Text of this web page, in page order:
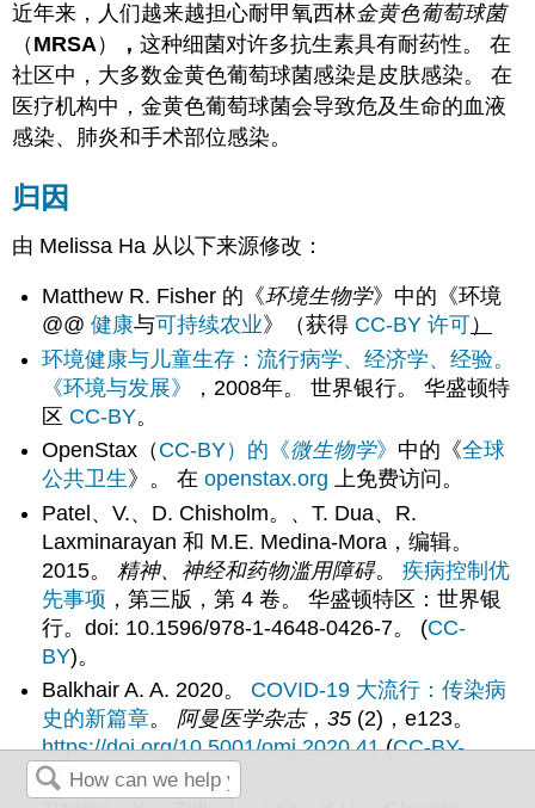
近年来，人们越来越担心耐甲氧西林金黄色葡萄球菌
（ MRSA） ，这种细菌对许多抗生素具有耐药性。 在
社区中，大多数金黄色葡萄球菌感染是皮肤感染。 在
医疗机构中，金黄色葡萄球菌会导致危及生命的血液
感染、肺炎和手术部位感染。
归因
由 Melissa Ha 从以下来源修改：
Matthew R. Fisher 的《环境生物学》中的《环境
@@健康与可持续农业》（获得 CC-BY 许可）
环境健康与儿童生存：流行病学、经济学、经验。
《环境与发展》
，2008年。 世界银行。 华盛顿特
区 CC-BY。
OpenStax（ CC-BY）的《微生物学》 中的《全球
公共卫生 》。 在openstax.org 上免费访问。
Patel、V.、D. Chisholm。、T. Dua、R.
Laxminarayan 和 M.E. Medina-Mora，编辑。
2015。 精神、神经和药物滥用障碍。疾病控制优
先事项 ，第三版，第 4 卷。 华盛顿特区：世界银
行。doi: 10.1596/978-1-4648-0426-7。 (CC-
BY)。
Balkhair A. A. 2020。 COVID-19 大流行：传染病
史的新篇章。 阿曼医学杂志，35 (2)，e123。
https://doi.org/10.5001/omj.2020.41(CC-BY-
NC)。